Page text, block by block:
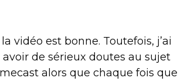
vidéo est bonne. Toutefois, j’ai
de sérieux doutes au sujet
alors que chaque fois que